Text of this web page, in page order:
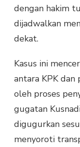
dengan hakim
dijadwalkan
dekat.
Kasus ini
antara KPK dan
oleh proses
gugatan
digugurkan
menyoroti